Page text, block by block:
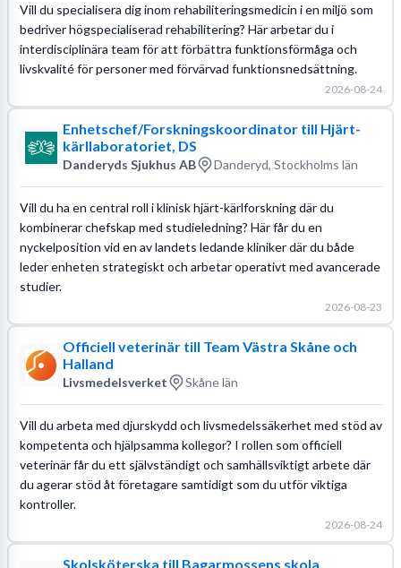
Vill du specialisera dig inom rehabiliteringsmedicin i en miljö som
bedriver högspecialiserad rehabilitering? Här arbetar du i
interdisciplinära team för att förbättra funktionsförmåga och
livskvalité för personer med förvärvad funktionsnedsättning.
2026-08-24
Enhetschef/Forskningskoordinator till Hjärt-
kärllaboratoriet, DS
Danderyds Sjukhus AB Danderyd, Stockholms län
Vill du ha en central roll i klinisk hjärt-kärlforskning där du
kombinerar chefskap med studieledning? Här får du en
nyckelposition vid en av landets ledande kliniker där du både
leder enheten strategiskt och arbetar operativt med avancerade
studier.
2026-08-23
Officiell veterinär till Team Västra Skåne och
Halland
Livsmedelsverket Skåne län
Vill du arbeta med djurskydd och livsmedelssäkerhet med stöd av
kompetenta och hjälpsamma kollegor? I rollen som officiell
veterinär får du ett självständigt och samhällsviktigt arbete där
du agerar stöd åt företagare samtidigt som du utför viktiga
kontroller.
2026-08-24
Skolsköterska till Bagarmossens skola